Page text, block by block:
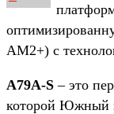
AM2+) с
A79A-S – это
которой Южный